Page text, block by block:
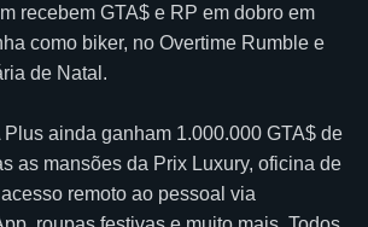
recebem GTA$ e RP em dobro em
como biker, no Overtime Rumble e
de Natal.
Plus ainda ganham 1.000.000 GTA$ de
as mansões da Prix Luxury, oficina de
remoto ao pessoal via